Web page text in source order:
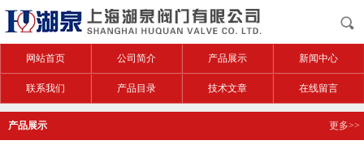
网站首页 公司简介 产品展示 新闻中心
联系我们 产品目录 技术文章 在线留言
产品展示 更多>>